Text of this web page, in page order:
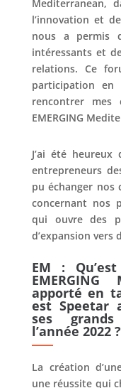
Mediterranean,
l’innovation et
nous a permis
intéressants et
relations. Ce
participation en
rencontrer mes
EMERGING
J’ai été
entrepreneurs
pu échanger nos
concernant nos
qui ouvre des
d’expansion vers
EM :
apporté en
est Speetar
ses grands
l’année 2022 ?
La création
une réussite qui